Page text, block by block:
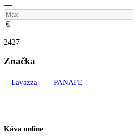
—
€
–
2427
Značka
Lavazza PANAFE
Káva online